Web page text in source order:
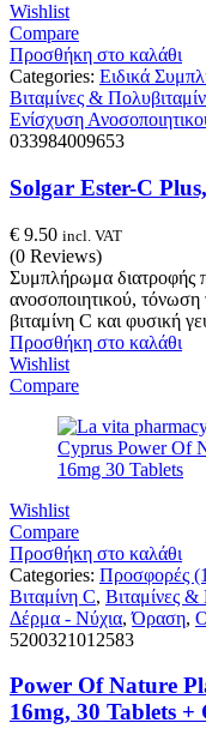
Wishlist
Compare
Προσθήκη στο καλάθι
Categories: Ειδικά
Βιταμίνες &
Ενίσχυση
033984009653
Solgar Ester-C
€ 9.50 incl. VAT
(0 Reviews)
Συμπλήρωμα διατροφής
ανοσοποιητικού,
βιταμίνη C και φυσική
Προσθήκη στο καλάθι
Wishlist
Compare
Wishlist
Compare
Προσθήκη στο καλάθι
Categories: Προσφορές
Βιταμίνη C, Βιταμίνες &
Δέρμα - Νύχια,Όραση,
5200321012583
Power Of Nature
16mg, 30 Tablets